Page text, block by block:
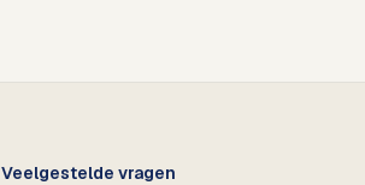
Veelgestelde vragen